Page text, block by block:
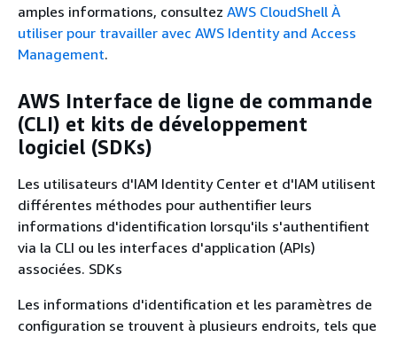
amples informations, consultez AWS CloudShell À
utiliser pour travailler avec AWS Identity and Access
Management.
AWS Interface de ligne de commande
(CLI) et kits de développement
logiciel (SDKs)
Les utilisateurs d'IAM Identity Center et d'IAM utilisent
différentes méthodes pour authentifier leurs
informations d'identification lorsqu'ils s'authentifient
via la CLI ou les interfaces d'application (APIs)
associées. SDKs
Les informations d'identification et les paramètres de
configuration se trouvent à plusieurs endroits, tels que